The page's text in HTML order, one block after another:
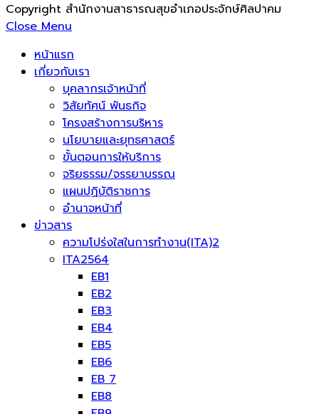
Copyright สำนักงานสาธารณสุขอำเภอประจักษ์ศิลปาคม
Close Menu
หน้าแรก
เกี่ยวกับเรา
บุคลากรเจ้าหน้าที่
วิสัยทัศน์ พันธกิจ
โครงสร้างการบริหาร
นโยบายและยุทธศาสตร์
ขั้นตอนการให้บริการ
จริยธรรม/จรรยาบรรณ
แผนปฏิบัติราชการ
อำนาจหน้าที่
ข่าวสาร
ความโปร่งใสในการทำงาน(ITA)2
ITA2564
EB1
EB2
EB3
EB4
EB5
EB6
EB 7
EB8